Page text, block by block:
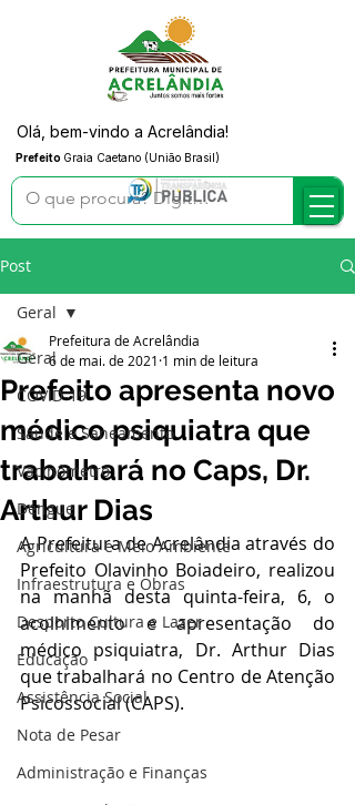
Prefeito Graia Caetano (União Brasil)
Olá, bem-vindo a Acrelândia!
Post
Geral
COVID-19
Saúde e Saneamento
Vacinômetro
Dengue
Agricultura e Meio Ambiente
Infraestrutura e Obras
Desporto Cultura e Lazer
Educação
Assistência Social
Nota de Pesar
Administração e Finanças
Geral
Prefeito apresenta novo
médico psiquiatra que
trabalhará no Caps, Dr.
Arthur Dias
Prefeitura de Acrelândia
6 de mai. de 2021 1 min de leitura
A Prefeitura de Acrelândia através do
Prefeito Olavinho Boiadeiro, realizou
na manhã desta quinta-feira, 6, o
acolhimento e apresentação do
médico psiquiatra, Dr. Arthur Dias
que trabalhará no Centro de Atenção
Psicossocial (CAPS).